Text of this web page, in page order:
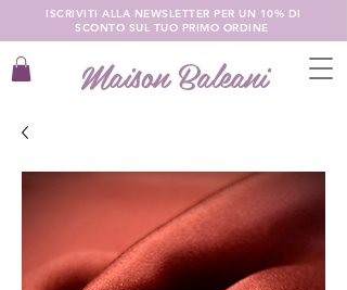
Maison Baleani
ISCRIVITI ALLA NEWSLETTER PER UN 10% DI
SCONTO SUL TUO PRIMO ORDINE